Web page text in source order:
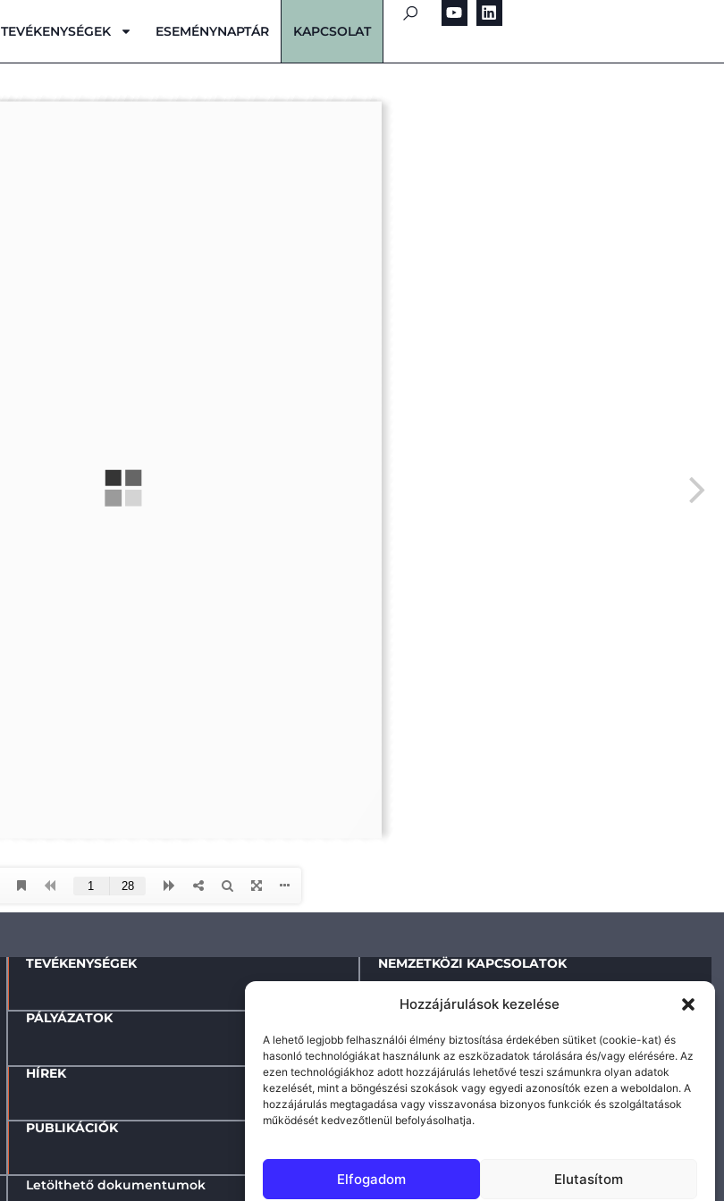
Hozzájárulások kezelése
A lehető legjobb felhasználói élmény biztosítása érdekében sütiket (cookie-kat) és
hasonló technológiákat használunk az eszközadatok tárolására és/vagy elérésére. Az
ezen technológiákhoz adott hozzájárulás lehetővé teszi számunkra olyan adatok
kezelését, mint a böngészési szokások vagy egyedi azonosítók ezen a weboldalon. A
hozzájárulás megtagadása vagy visszavonása bizonyos funkciók és szolgáltatások
működését kedvezőtlenül befolyásolhatja.
Elfogadom Elutasítom
TEVÉKENYSÉGEK ESEMÉNYNAPTÁR KAPCSOLAT
TEVÉKENYSÉGEK
PÁLYÁZATOK
HÍREK
PUBLIKÁCIÓK
NEMZETKÖZI KAPCSOLATOK
KARRIER
KAPCSOLAT
Letölthető dokumentumok